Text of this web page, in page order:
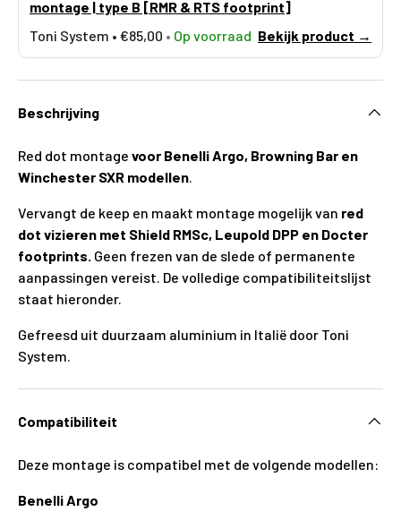
montage | type B [RMR & RTS footprint]
Toni System • €85,00 • Op voorraad Bekijk product →
Beschrijving
Red dot montage voor Benelli Argo, Browning Bar en
Winchester SXR modellen
Vervangt de keep en maakt montage mogelijk van red
dot vizieren met Shield RMSc, Leupold DPP en Docter
footprints. Geen frezen van de slede of permanente
aanpassingen vereist. De volledige compatibiliteitslijst
staat hieronder.
Gefreesd uit duurzaam aluminium in Italië door Toni
System.
Compatibiliteit
Deze montage is compatibel met de volgende modellen:
Benelli Argo